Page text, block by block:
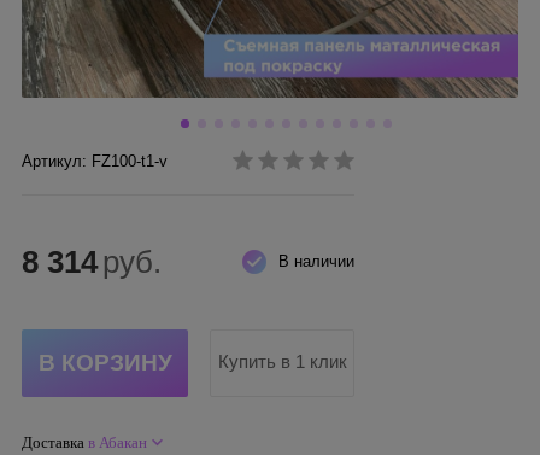
Артикул: FZ100-t1-v
В наличии
8 314 руб.
Купить в 1 клик
Доставка в Абакан